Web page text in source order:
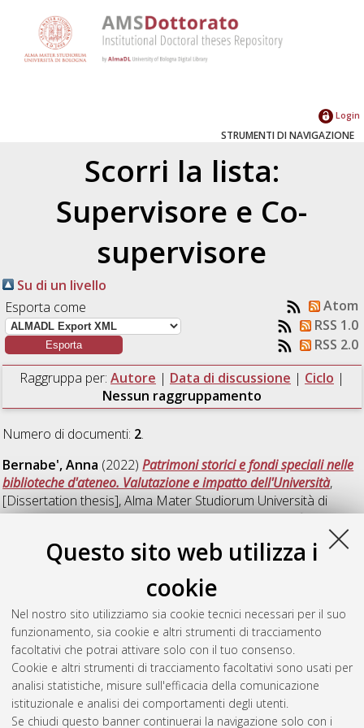
Questo sito web utilizza i
cookie
Nel nostro sito utilizziamo sia cookie tecnici necessari per il suo
funzionamento, sia cookie e altri strumenti di tracciamento
facoltativi che potrai attivare solo con il tuo consenso.
Cookie e altri strumenti di tracciamento facoltativi sono usati per
analisi statistiche, misure sull'efficacia della comunicazione
istituzionale e analisi dei comportamenti degli utenti.
Se chiudi questo banner continuerai la navigazione solo con i
Login
STRUMENTI DI NAVIGAZIONE
Scorri la lista:
Supervisore e Co-
supervisore
Su di un livello
Esporta come
Atom
RSS 1.0
RSS 2.0
Raggruppa per: Autore | Data di discussione | Ciclo |
Nessun raggruppamento
Numero di documenti: 2.
Bernabe', Anna (2022)Patrimoni storici e fondi speciali nelle
biblioteche d'ateneo. Valutazione e impatto dell'Università,
[Dissertation thesis], Alma Mater Studiorum Università di
Bologna. Dottorato di ricerca inCulture letterarie e filologiche,
Pederzoli, Elisa(2019) Un <privato editore dilettante> nel
sistema internazionale. Angelo Fortunato Formiggini e la
diffusione della cultura italiana nel mondo
thesis], Alma Mater Studiorum Università di Bologna.
Dottorato di ricerca inCulture letterarie e filologiche, 31 Ciclo.
DOI 10.6092/unibo/amsdottorato/8814.
Questa lista e' stata generata ilFri Aug 7 20:45:55 2026 CEST